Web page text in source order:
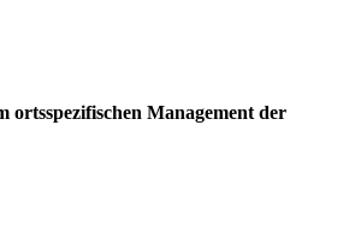
ortsspezifischen Management der